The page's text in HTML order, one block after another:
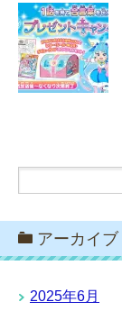
アーカイブ
2025年6月